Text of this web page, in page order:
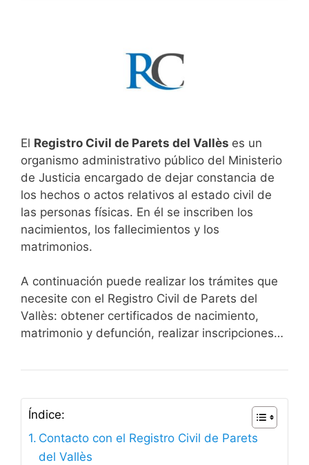
El Registro Civil de Parets del Vallès es un
organismo administrativo público del Ministerio
de Justicia encargado de dejar constancia de
los hechos o actos relativos al estado civil de
las personas físicas. En él se inscriben los
nacimientos, los fallecimientos y los
matrimonios.
A continuación puede realizar los trámites que
necesite con el Registro Civil de Parets del
Vallès: obtener certificados de nacimiento,
matrimonio y defunción, realizar inscripciones…
Índice:
Contacto con el Registro Civil de Parets
del Vallès